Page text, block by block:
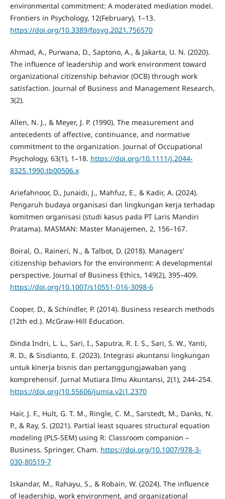
environmental commitment: A moderated mediation model.
Frontiers in Psychology, 12(February), 1–13.
https://doi.org/10.3389/fpsyg.2021.756570
Ahmad, A., Purwana, D., Saptono, A., & Jakarta, U. N. (2020).
The influence of leadership and work environment toward
organizational citizenship behavior (OCB) through work
satisfaction. Journal of Business and Management Research,
3(2).
Allen, N. J., & Meyer, J. P. (1990). The measurement and
antecedents of affective, continuance, and normative
commitment to the organization. Journal of Occupational
Psychology, 63(1), 1–18. https://doi.org/10.1111/j.2044-
8325.1990.tb00506.x
Ariefahnoor, D., Junaidi, J., Mahfuz, E., & Kadir, A. (2024).
Pengaruh budaya organisasi dan lingkungan kerja terhadap
komitmen organisasi (studi kasus pada PT Laris Mandiri
Pratama). MASMAN: Master Manajemen, 2, 156–167.
Boiral, O., Raineri, N., & Talbot, D. (2018). Managers’
citizenship behaviors for the environment: A developmental
perspective. Journal of Business Ethics, 149(2), 395–409.
https://doi.org/10.1007/s10551-016-3098-6
Cooper, D., & Schindler, P. (2014). Business research methods
(12th ed.). McGraw-Hill Education.
Dinda Indri, L. L., Sari, I., Saputra, R. I. S., Sari, S. W., Yanti,
R. D., & Sisdianto, E. (2023). Integrasi akuntansi lingkungan
untuk kinerja bisnis dan pertanggungjawaban yang
komprehensif. Jurnal Mutiara Ilmu Akuntansi, 2(1), 244–254.
https://doi.org/10.55606/jumia.v2i1.2370
Hair, J. F., Hult, G. T. M., Ringle, C. M., Sarstedt, M., Danks, N.
P., & Ray, S. (2021). Partial least squares structural equation
modeling (PLS-SEM) using R: Classroom companion –
Business. Springer, Cham. https://doi.org/10.1007/978-3-
030-80519-7
Iskandar, M., Rahayu, S., & Robain, W. (2024). The influence
of leadership, work environment, and organizational